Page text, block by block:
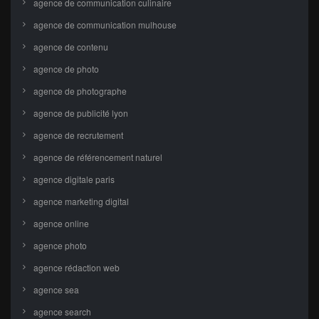
agence de communication culinaire
agence de communication mulhouse
agence de contenu
agence de photo
agence de photographe
agence de publicité lyon
agence de recrutement
agence de référencement naturel
agence digitale paris
agence marketing digital
agence online
agence photo
agence rédaction web
agence sea
agence search